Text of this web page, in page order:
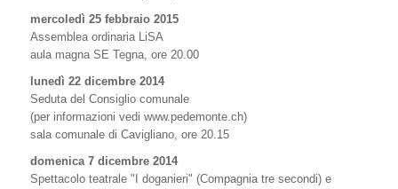
mercoledì 25 febbraio 2015
Assemblea ordinaria LiSA
aula magna SE Tegna, ore 20.00
lunedì 22 dicembre 2014
Seduta del Consiglio comunale
(per informazioni vedi www.pedemonte.ch)
sala comunale di Cavigliano, ore 20.15
domenica 7 dicembre 2014
Spettacolo teatrale "I doganieri" (Compagnia tre secondi) e